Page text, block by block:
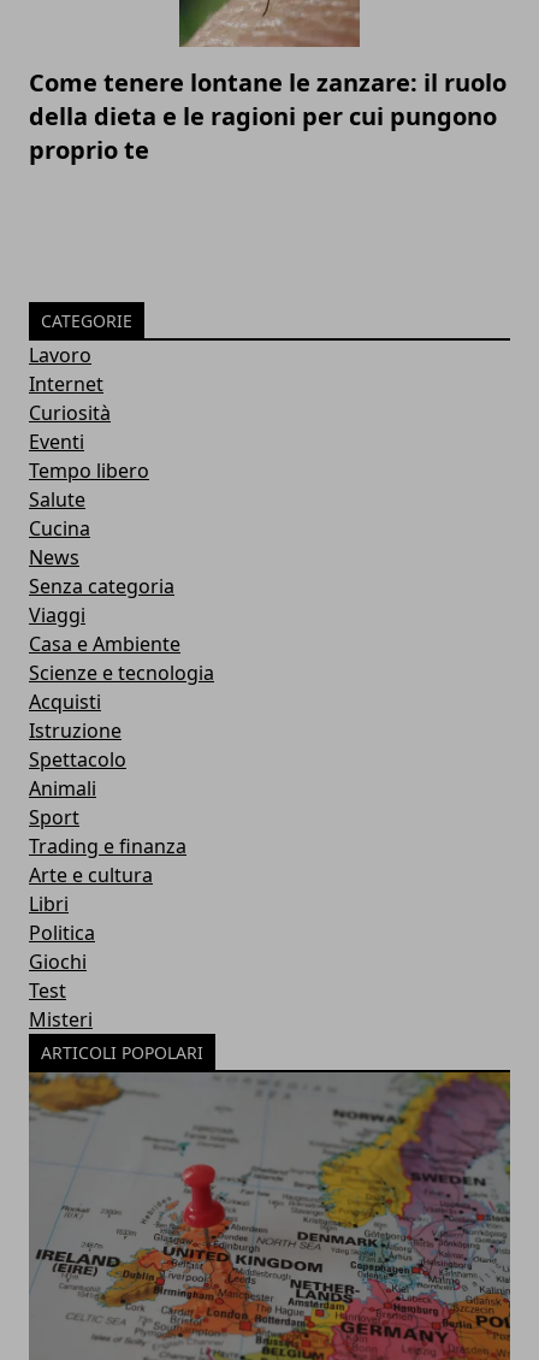
Come tenere lontane le zanzare: il ruolo
della dieta e le ragioni per cui pungono
proprio te
CATEGORIE
Lavoro
Internet
Curiosità
Eventi
Tempo libero
Salute
Cucina
News
Senza categoria
Viaggi
Casa e Ambiente
Scienze e tecnologia
Acquisti
Istruzione
Spettacolo
Animali
Sport
Trading e finanza
Arte e cultura
Libri
Politica
Giochi
Test
Misteri
ARTICOLI POPOLARI